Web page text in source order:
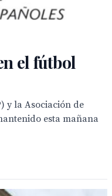
el fútbol
y la Asociación de
esta mañana